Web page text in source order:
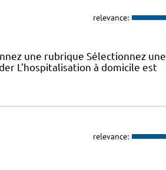
relevance:
une rubrique Sélectionnez une
L’hospitalisation à domicile est
relevance: